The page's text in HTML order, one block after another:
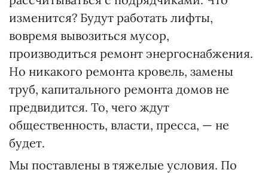
изменится? Будут работать лифты,
вовремя вывозиться мусор,
производиться ремонт энергоснабжения.
Но никакого ремонта кровель, замены
труб, капитального ремонта домов не
предвидится. То, чего ждут
общественность, власти, пресса, — не
будет.
Мы поставлены в тяжелые условия. По